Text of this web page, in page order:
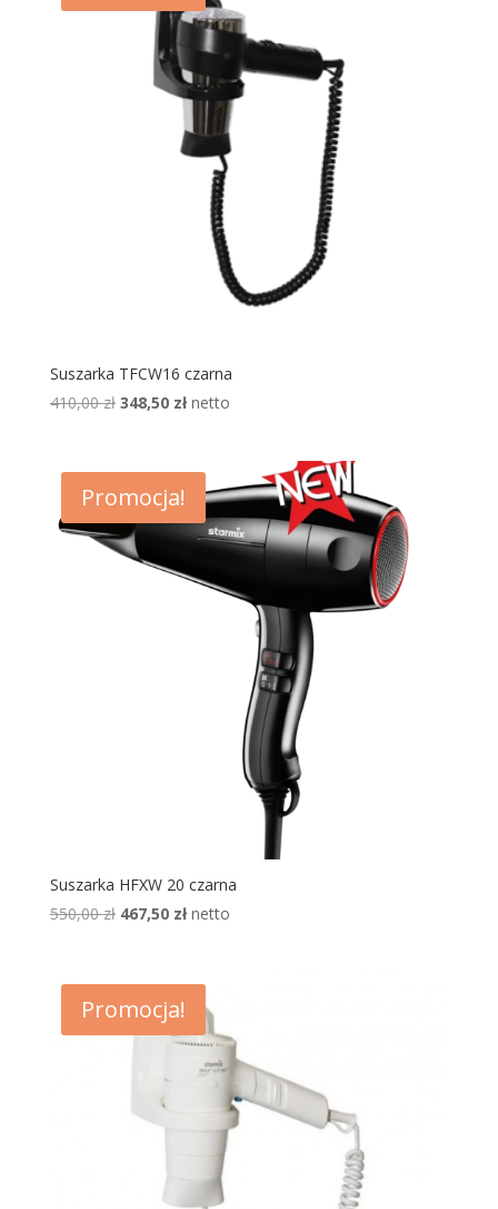
Suszarka TFCW16 czarna
410,00zł Pierwotna
410,00 zł.
348,50 złAktualna
348,50 zł.
netto
Promocja!
Suszarka HFXW 20 czarna
550,00zł Pierwotna
550,00 zł.
467,50 złAktualna
467,50 zł.
netto
Promocja!